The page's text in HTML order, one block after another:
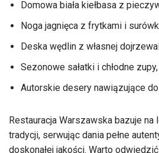
Domowa biała kiełbasa z
Noga jagnięca z frytkami i
Deska wędlin z własnej
Sezonowe sałatki i chłodne
Autorskie desery nawiązujące
Restauracja Warszawska bazuje na
tradycji, serwując dania pełne
doskonałej jakości. Warto